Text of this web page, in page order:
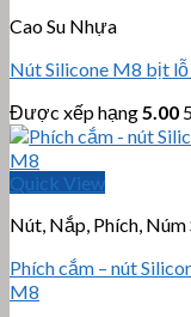
Cao Su Nhựa
Nút Silicone M8 bịt lỗ
Được xếp hạng 5.00
Quick View
Nút, Nắp, Phích, Núm
Phích cắm – nút
M8